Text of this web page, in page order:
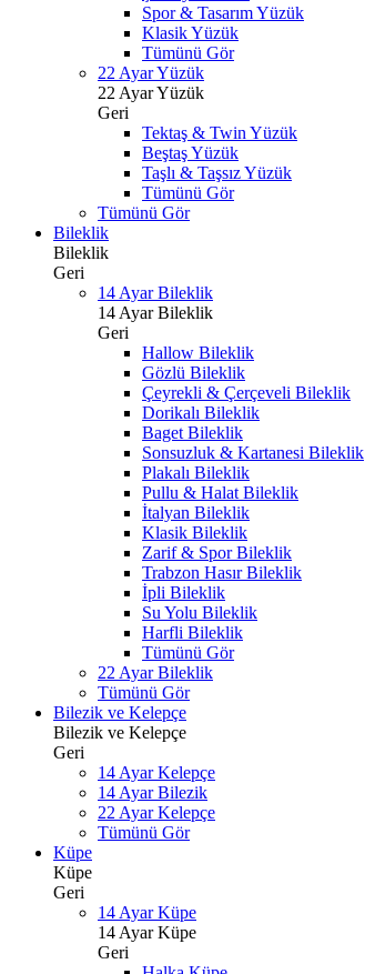
Spor & Tasarım Yüzük
Klasik Yüzük
Tümünü Gör
22 Ayar Yüzük
22 Ayar Yüzük
Geri
Tektaş & Twin Yüzük
Beştaş Yüzük
Taşlı & Taşsız Yüzük
Tümünü Gör
Tümünü Gör
Bileklik
Bileklik
Geri
14 Ayar Bileklik
14 Ayar Bileklik
Geri
Hallow Bileklik
Gözlü Bileklik
Çeyrekli & Çerçeveli Bileklik
Dorikalı Bileklik
Baget Bileklik
Sonsuzluk & Kartanesi Bileklik
Plakalı Bileklik
Pullu & Halat Bileklik
İtalyan Bileklik
Klasik Bileklik
Zarif & Spor Bileklik
Trabzon Hasır Bileklik
İpli Bileklik
Su Yolu Bileklik
Harfli Bileklik
Tümünü Gör
22 Ayar Bileklik
Tümünü Gör
Bilezik ve Kelepçe
Bilezik ve Kelepçe
Geri
14 Ayar Kelepçe
14 Ayar Bilezik
22 Ayar Kelepçe
Tümünü Gör
Küpe
Küpe
Geri
14 Ayar Küpe
14 Ayar Küpe
Geri